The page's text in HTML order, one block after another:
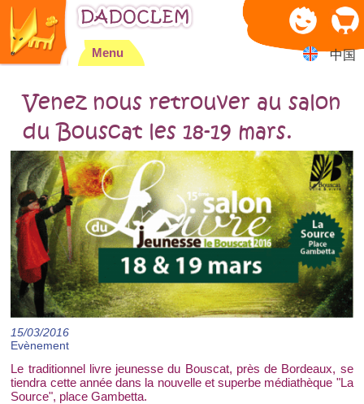
Jump to navigation
Menu 中国
Venez nous retrouver au salon
du Bouscat les 18-19 mars.
15/03/2016
Evènement
Le traditionnel livre jeunesse du Bouscat, près de Bordeaux, se
tiendra cette année dans la nouvelle et superbe médiathèque "La
Source", place Gambetta.